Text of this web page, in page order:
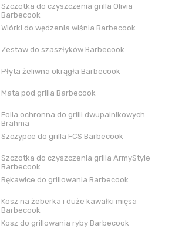
Szczotka do czyszczenia grilla Olivia
Barbecook
Wiórki do wędzenia wiśnia Barbecook
Zestaw do szaszłyków Barbecook
Płyta żeliwna okrągła Barbecook
Mata pod grilla Barbecook
Folia ochronna do grilli dwupalnikowych
Brahma
Szczypce do grilla FCS Barbecook
Szczotka do czyszczenia grilla ArmyStyle
Barbecook
Rękawice do grillowania Barbecook
Kosz na żeberka i duże kawałki mięsa
Barbecook
Kosz do grillowania ryby Barbecook